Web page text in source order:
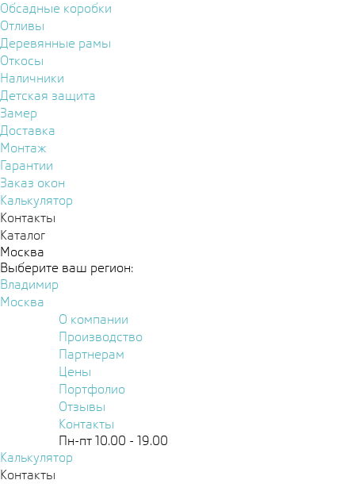
Обсадные коробки
Отливы
Деревянные рамы
Откосы
Наличники
Детская защита
Замер
Доставка
Монтаж
Гарантии
Заказ окон
Калькулятор
Контакты
Каталог
Москва
Выберите ваш регион:
Владимир
Москва
О компании
Производство
Партнерам
Цены
Портфолио
Отзывы
Контакты
Пн-пт 10.00 - 19.00
Калькулятор
Контакты